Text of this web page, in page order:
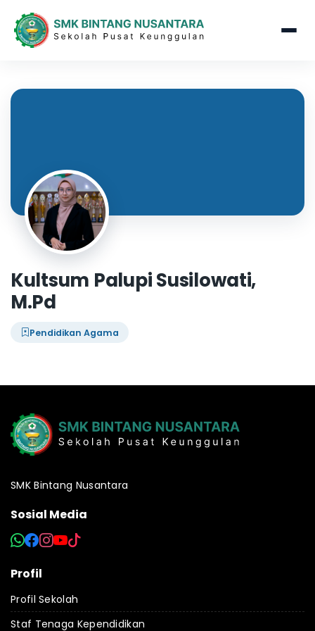
Kultsum Palupi Susilowati,
M.Pd
Pendidikan Agama
SMK Bintang Nusantara
Sosial Media
Profil
Profil Sekolah
Staf Tenaga Kependidikan